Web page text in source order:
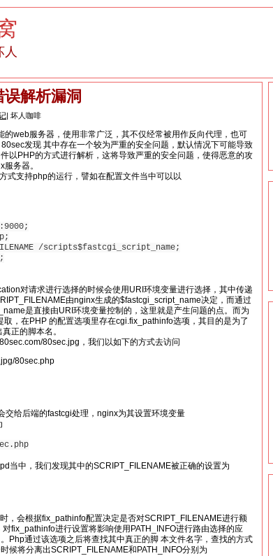
人
解析漏洞
| 坏人咖啡
的web服务器，使用非常广泛，其不仅经常被用作反向代理，也可
发现 其中存在一个较为严重的安全问题，默认情况下可能导致
以PHP的方式进行解析，这将导致严重的安全问题，使得恶意的攻
务器。
式支持php的运行，譬如在配置文件当中可以以
/scripts$fastcgi_script_name;
对请求进行选择的时候会使用URI环境变量进行选择，其中传递
由nginx生成的$fastcgi_script_name决定，而通过
是直接由URI环境变量控制的，这里就是产生问题的点。而为
取，在PHP 的配置选项里存在cgi.fix_pathinfo选项，其目的是为了
正的脚本名。
80sec.jpg，我们以如下的方式去访问
80sec.php
交给后端的fastcgi处理，nginx为其设置环境变量
当中，我们发现其中的SCRIPT_FILENAME被正确的设置为
，会根据fix_pathinfo配置决定是否对SCRIPT_FILENAME进行额
fix_pathinfo进行设置将影响使用PATH_INFO进行路由选择的应
Php通过该选项之后将查找其中真正的脚 本文件名字，查找的方式
候将分离出SCRIPT_FILENAME和PATH_INFO分别为